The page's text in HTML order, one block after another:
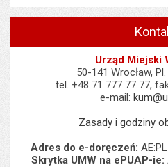
Urząd Miejski
50-141 Wrocław,
tel. +48 71 777 77 77,
e-mail:
Zasady i godziny
Adres do e-doręczeń:
Skrytka UMW na ePUAP-ie: